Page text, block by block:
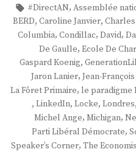
par
Étiquettes :
#DirectAN, Assemblée
BERD, Caroline Janvier,
Columbia, Condillac, David,
De Gaulle, Ecole De
Gaspard Koenig,
Jaron Lanier, Jean-
La Fôret Primaire, le paradigme
, LinkedIn, Locke, Londres,
Michel Ange, Michigan,
Parti Libéral Démocrate,
Speaker’s Corner, The